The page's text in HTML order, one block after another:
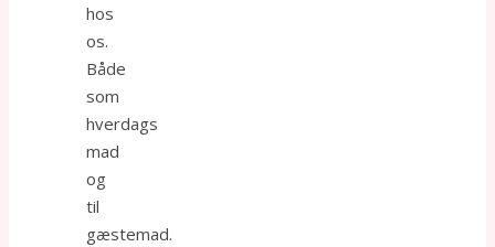
hos
os.
Både
som
hverdags
mad
og
til
gæstemad.